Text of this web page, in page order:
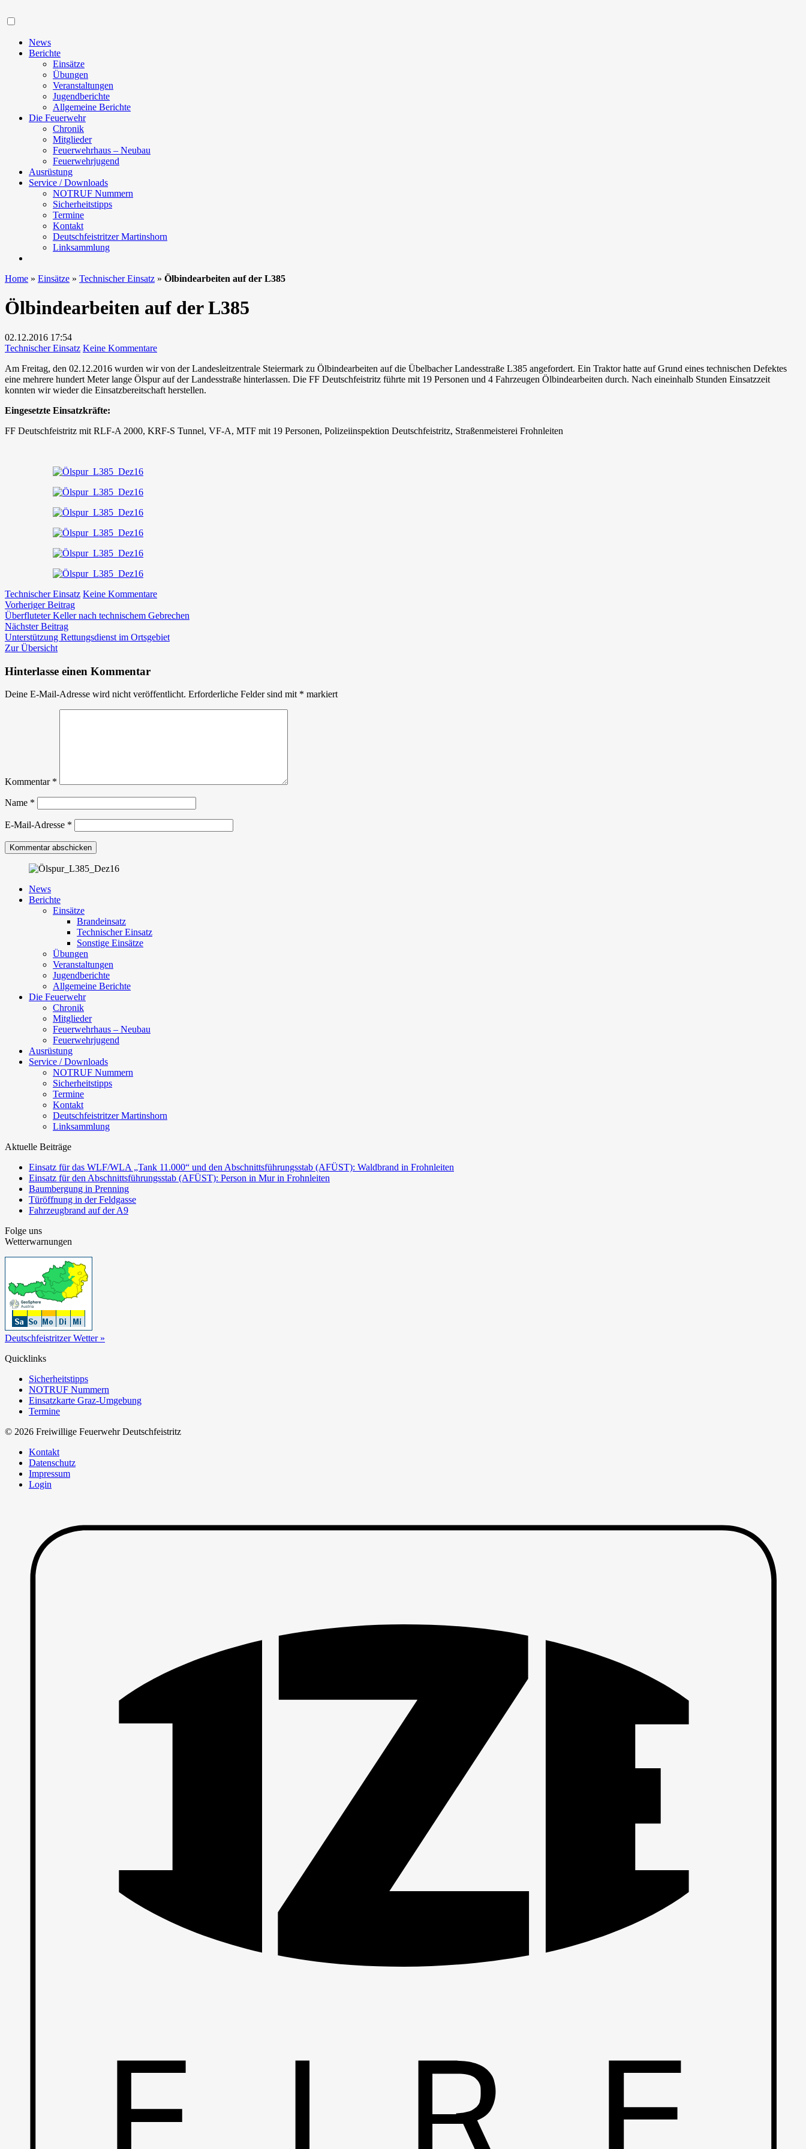
News
Berichte
Einsätze
Übungen
Veranstaltungen
Jugendberichte
Allgemeine Berichte
Die Feuerwehr
Chronik
Mitglieder
Feuerwehrhaus – Neubau
Feuerwehrjugend
Ausrüstung
Service / Downloads
NOTRUF Nummern
Sicherheitstipps
Termine
Kontakt
Deutschfeistritzer Martinshorn
Linksammlung
Home » Einsätze » Technischer Einsatz » Ölbindearbeiten auf der L385
Ölbindearbeiten auf der L385
02.12.2016 17:54
Technischer Einsatz Keine Kommentarezu
auf
der
L385
Am Freitag, den 02.12.2016 wurden wir von der Landesleitzentrale Steiermark zu Ölbindearbeiten auf die Übelbacher Landesstraße L385 angefordert. Ein Traktor hatte auf Grund eines technischen Defektes
eine mehrere hundert Meter lange Ölspur auf der Landesstraße hinterlassen. Die FF Deutschfeistritz führte mit 19 Personen und 4 Fahrzeugen Ölbindearbeiten durch. Nach eineinhalb Stunden Einsatzzeit
konnten wir wieder die Einsatzbereitschaft herstellen.
Eingesetzte Einsatzkräfte:
FF Deutschfeistritz mit RLF-A 2000, KRF-S Tunnel, VF-A, MTF mit 19 Personen, Polizeiinspektion Deutschfeistritz, Straßenmeisterei Frohnleiten
Technischer Einsatz Keine Kommentarezu
auf
L385
Beitragsnavigation
Vorheriger BeitragVorheriger
Beitrag:
Überfluteter Keller nach technischem Gebrechen
Nächster BeitragNächster
Beitrag:
Unterstützung Rettungsdienst im Ortsgebiet
Zur Übersicht
Hinterlasse einen Kommentar
Deine E-Mail-Adresse wird nicht veröffentlicht. Erforderliche Felder sind mit * markiert
Kommentar *
Name *
E-Mail-Adresse *
News
Berichte
Einsätze
Brandeinsatz
Technischer Einsatz
Sonstige Einsätze
Übungen
Veranstaltungen
Jugendberichte
Allgemeine Berichte
Die Feuerwehr
Chronik
Mitglieder
Feuerwehrhaus – Neubau
Feuerwehrjugend
Ausrüstung
Service / Downloads
NOTRUF Nummern
Sicherheitstipps
Termine
Kontakt
Deutschfeistritzer Martinshorn
Linksammlung
Aktuelle Beiträge
Einsatz für das WLF/WLA „Tank 11.000“ und den Abschnittsführungsstab (AFÜST): Waldbrand in Frohnleiten
Einsatz für den Abschnittsführungsstab (AFÜST): Person in Mur in Frohnleiten
Baumbergung in Prenning
Türöffnung in der Feldgasse
Fahrzeugbrand auf der A9
Folge uns
Wetterwarnungen
Deutschfeistritzer Wetter »
Quicklinks
Sicherheitstipps
NOTRUF Nummern
Einsatzkarte Graz-Umgebung
Termine
© 2026 Freiwillige Feuerwehr Deutschfeistritz
Kontakt
Datenschutz
Impressum
Login